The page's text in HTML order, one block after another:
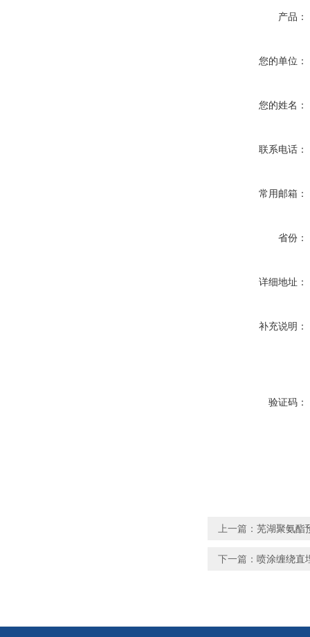
产品：
您的单位：
您的姓名：
联系电话：
常用邮箱：
省份：
详细地址：
补充说明：
验证码：
上一篇： 芜湖聚氨酯
下一篇： 喷涂缠绕直